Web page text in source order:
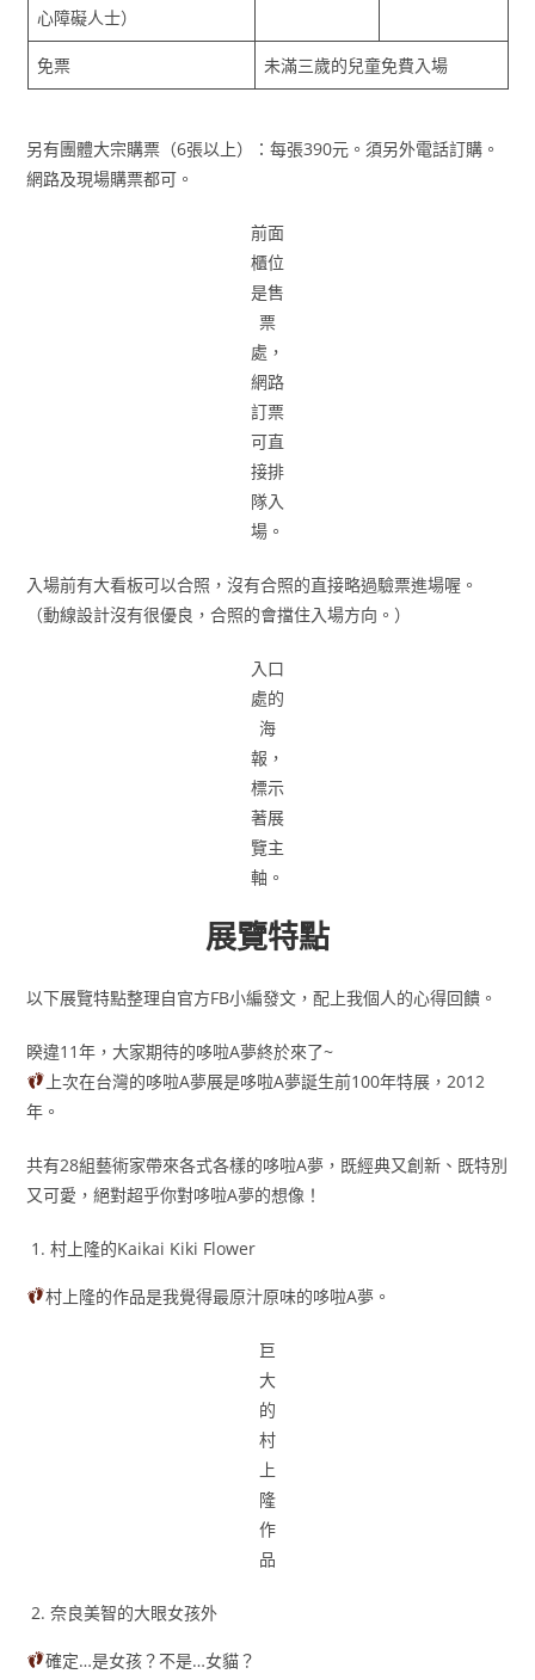
心障礙人士）
免票 未滿三歲的兒童免費入場
另有團體大宗購票（6張以上）：每張390元。須另外電話訂購。
網路及現場購票都可。
前面
櫃位
是售
票
處，
網路
訂票
可直
接排
隊入
場。
入場前有大看板可以合照，沒有合照的直接略過驗票進場喔。
（動線設計沒有很優良，合照的會擋住入場方向。）
入口
處的
海
報，
標示
著展
覽主
軸。
展覽特點
以下展覽特點整理自官方FB小編發文，配上我個人的心得回饋。
睽違11年，大家期待的哆啦A夢終於來了~
上次在台灣的哆啦A夢展是哆啦A夢誕生前100年特展，2012
年。
共有28組藝術家帶來各式各樣的哆啦A夢，既經典又創新、既特別
又可愛，絕對超乎你對哆啦A夢的想像！
村上隆的Kaikai Kiki Flower
村上隆的作品是我覺得最原汁原味的哆啦A夢。
巨
大
的
村
上
隆
作
品
奈良美智的大眼女孩外
確定…是女孩？不是…女貓？